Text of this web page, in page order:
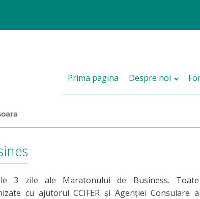
Prima pagina Despre noi
3 zile ale Maratonului de Business. Toate
cu ajutorul CCIFER și Agenției Consulare a